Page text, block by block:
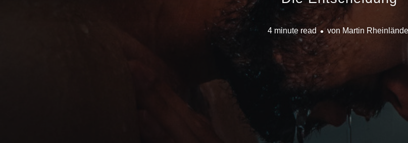
4 minute read von Martin